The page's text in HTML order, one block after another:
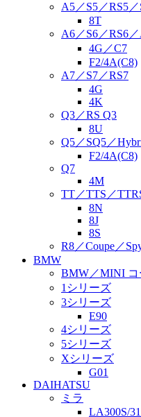
A5／S5／RS5
8T
A6／S6／RS6
4G／C7
F2/4A(C8)
A7／S7／RS7
4G
4K
Q3／RS Q3
8U
Q5／SQ5／
F2/4A(C8)
Q7
4M
TT／TTS／
8N
8J
8S
R8／Coupe／
BMW
BMW／MINI
1シリーズ
3シリーズ
E90
4シリーズ
5シリーズ
Xシリーズ
G01
DAIHATSU
ミラ
LA300S/